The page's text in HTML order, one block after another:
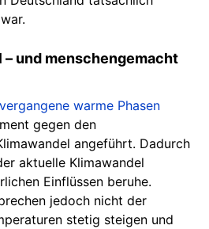
– und menschengemacht
vergangene warme Phasen
gegen den
angeführt. Dadurch
aktuelle Klimawandel
Einflüssen beruhe.
jedoch nicht der
stetig steigen und